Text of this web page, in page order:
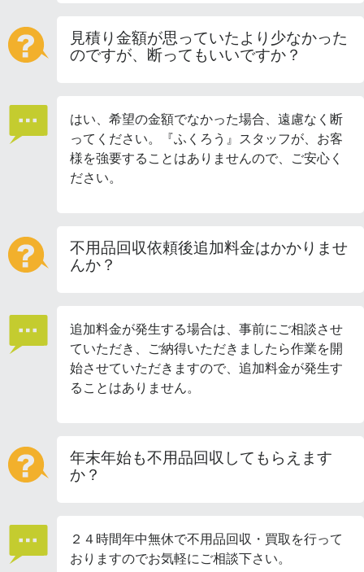
見積り金額が思っていたより少なかった
のですが、断ってもいいですか？
はい、希望の金額でなかった場合、遠慮なく断
ってください。『ふくろう』スタッフが、お客
様を強要することはありませんので、ご安心く
ださい。
不用品回収依頼後追加料金はかかりませ
んか？
追加料金が発生する場合は、事前にご相談させ
ていただき、ご納得いただきましたら作業を開
始させていただきますので、追加料金が発生す
ることはありません。
年末年始も不用品回収してもらえます
か？
２４時間年中無休で不用品回収・買取を行って
おりますのでお気軽にご相談下さい。